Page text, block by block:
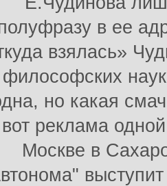
в ее
взялась»
философских
но какая
вот реклама
Москве в